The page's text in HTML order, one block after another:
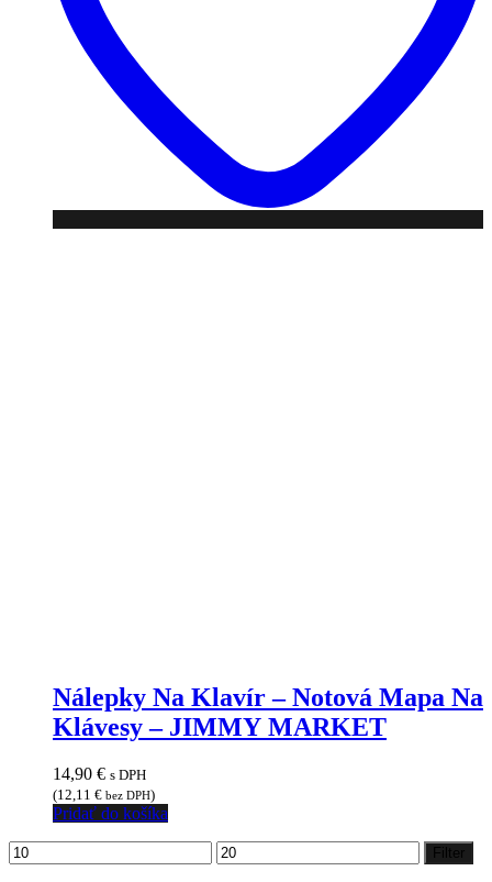
Nálepky Na Klavír – Notová Mapa Na
Klávesy – JIMMY MARKET
14,90 € s DPH
(12,11 € bez DPH)
Pridať do košíka
Minimálna
cena
Maximálna
cena
Filter